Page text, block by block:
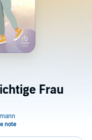
Frau